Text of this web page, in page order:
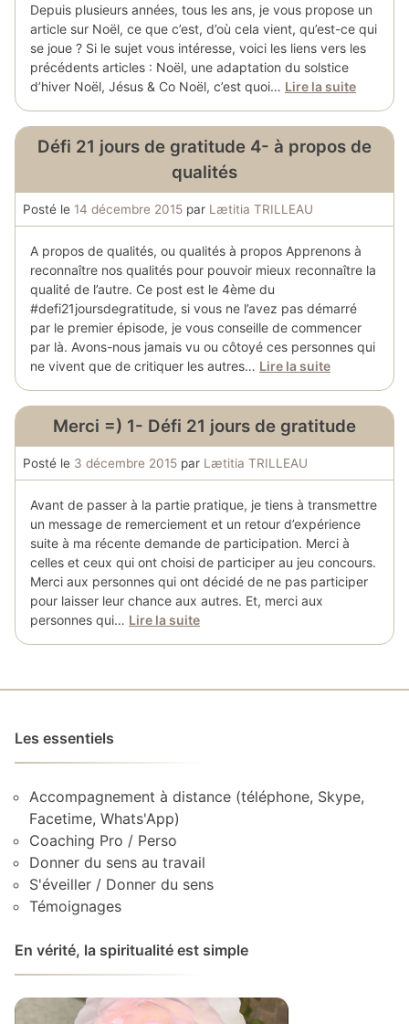
Depuis plusieurs années, tous les ans, je vous propose un
article sur Noël, ce que c’est, d’où cela vient, qu’est-ce qui
se joue ? Si le sujet vous intéresse, voici les liens vers les
précédents articles : Noël, une adaptation du solstice
d’hiver Noël, Jésus & Co Noël, c’est quoi… Lire la suite
Défi 21 jours de gratitude 4- à propos de
qualités
Posté le 14 décembre 2015 par Lætitia TRILLEAU
A propos de qualités, ou qualités à propos Apprenons à
reconnaître nos qualités pour pouvoir mieux reconnaître la
qualité de l’autre. Ce post est le 4ème du
#defi21joursdegratitude, si vous ne l’avez pas démarré
par le premier épisode, je vous conseille de commencer
par là. Avons-nous jamais vu ou côtoyé ces personnes qui
ne vivent que de critiquer les autres… Lire la suite
Merci =) 1- Défi 21 jours de gratitude
Posté le 3 décembre 2015 par Lætitia TRILLEAU
Avant de passer à la partie pratique, je tiens à transmettre
un message de remerciement et un retour d’expérience
suite à ma récente demande de participation. Merci à
celles et ceux qui ont choisi de participer au jeu concours.
Merci aux personnes qui ont décidé de ne pas participer
pour laisser leur chance aux autres. Et, merci aux
personnes qui… Lire la suite
Les essentiels
Accompagnement à distance (téléphone, Skype,
Facetime, Whats'App)
Coaching Pro / Perso
Donner du sens au travail
S'éveiller / Donner du sens
Témoignages
En vérité, la spiritualité est simple